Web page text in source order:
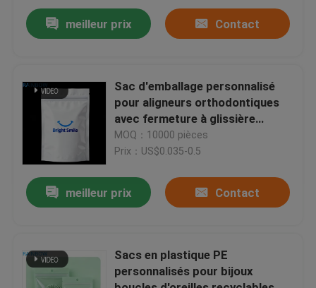
Nous contacter
Les affaires
Demandez un devis
Empaquetage de sachets en matière plastique
Emballage de poche de bec
meilleur prix Contact
Sac d'emballage personnalisé
pour aligneurs orthodontiques
avec fermeture à glissière
refermable et matériau de
qualité alimentaire dans des
MOQ：10000 pièces
Prix：US$0.035-0.5
meilleur prix Contact
Sacs en plastique PE
personnalisés pour bijoux